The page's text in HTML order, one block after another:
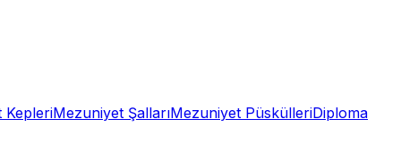
KepleriMezuniyet ŞallarıMezuniyet PüskülleriDiploma